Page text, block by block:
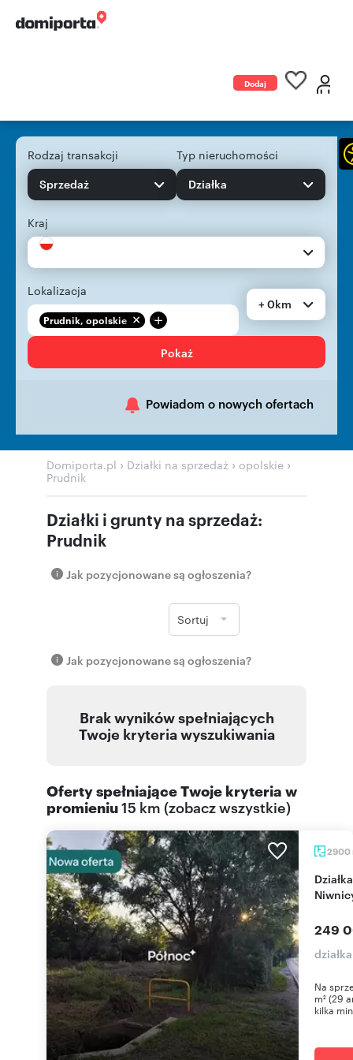
Dodaj
Rodzaj transakcji
Sprzedaż
Typ nieruchomości
Działka
Kraj
Lokalizacja
Prudnik, opolskie +
+ 0km
Pokaż
Powiadom o nowych ofertach
Domiporta.pl › Działki na sprzedaż › opolskie ›
Prudnik
Działki i grunty na sprzedaż:
Prudnik
Jak pozycjonowane są ogłoszenia?
Sortuj
Jak pozycjonowane są ogłoszenia?
Brak wyników spełniających
Twoje kryteria wyszukiwania
Oferty spełniające Twoje kryteria w
promieniu15 km (zobacz wszystkie)
2900
Działka 2900 m² z fundamentami pod dom w
249
Na
m² (29
kilka